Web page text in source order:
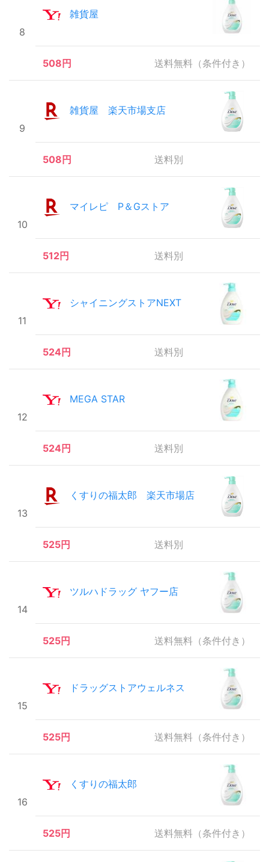
8
雑貨屋
508円 送料無料（条件付き）
9
雑貨屋 楽天市場支店
508円 送料別
10
マイレピ P＆Gストア
512円 送料別
11
シャイニングストアNEXT
524円 送料別
12
MEGA STAR
524円 送料別
13
くすりの福太郎 楽天市場店
525円 送料別
14
ツルハドラッグ ヤフー店
525円 送料無料（条件付き）
15
ドラッグストアウェルネス
525円 送料無料（条件付き）
16
くすりの福太郎
525円 送料無料（条件付き）